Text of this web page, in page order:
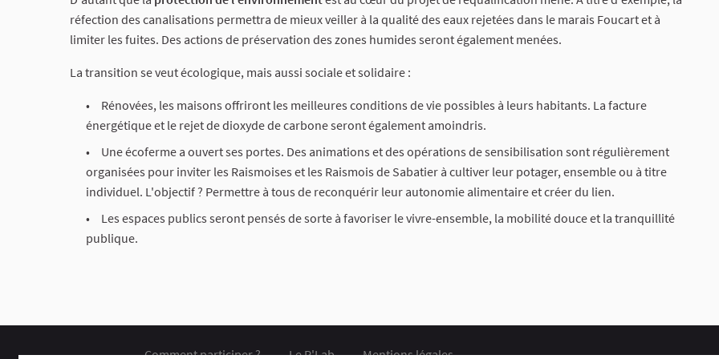
réfection des canalisations permettra de mieux veiller à la qualité des eaux rejetées dans le marais Foucart et à
limiter les fuites. Des actions de préservation des zones humides seront également menées.
La transition se veut écologique, mais aussi sociale et solidaire :
Rénovées, les maisons offriront les meilleures conditions de vie possibles à leurs habitants. La facture
énergétique et le rejet de dioxyde de carbone seront également amoindris.
Une écoferme a ouvert ses portes. Des animations et des opérations de sensibilisation sont régulièrement
organisées pour inviter les Raismoises et les Raismois de Sabatier à cultiver leur potager, ensemble ou à titre
individuel. L'objectif ? Permettre à tous de reconquérir leur autonomie alimentaire et créer du lien.
Les espaces publics seront pensés de sorte à favoriser le vivre-ensemble, la mobilité douce et la tranquillité
publique.
Comment participer ? Le R'Lab Mentions légales